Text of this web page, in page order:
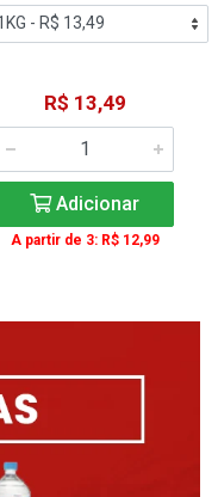
R$ 13,49
Adicionar
A partir de 3: R$ 12,99